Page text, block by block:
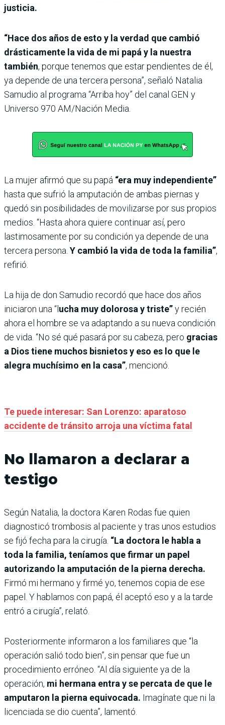
justicia.
“Hace dos años de esto y la verdad que cambió
drásticamente la vida de mi papá y la nuestra
también, porque tenemos que estar pendientes de él,
ya depende de una tercera persona”, señaló Natalia
Samudio al programa “Arriba hoy” del canal GEN y
Universo 970 AM/Nación Media.
La mujer afirmó que su papá “era muy independiente”
hasta que sufrió la amputación de ambas piernas y
quedó sin posibilidades de movilizarse por sus propios
medios. “Hasta ahora quiere continuar así, pero
lastimosamente por su condición ya depende de una
tercera persona. Y cambió la vida de toda la familia”,
refirió.
La hija de don Samudio recordó que hace dos años
iniciaron una “l ucha muy dolorosa y triste”y recién
ahora el hombre se va adaptando a su nueva condición
de vida. “No sé qué pasará por su cabeza, pero gracias
a Dios tiene muchos bisnietos y eso es lo que le
alegra muchísimo en la casa”, mencionó.
Te puede interesar: San Lorenzo: aparatoso
accidente de tránsito arroja una víctima fatal
No llamaron a declarar a
testigo
Según Natalia, la doctora Karen Rodas fue quien
diagnosticó trombosis al paciente y tras unos estudios
se fijó fecha para la cirugía. “La doctora le habla a
toda la familia, teníamos que firmar un papel
autorizando la amputación de la pierna derecha.
Firmó mi hermano y firmé yo, tenemos copia de ese
papel. Y hablamos con papá, él aceptó eso y a la tarde
entró a cirugía”, relató.
Posteriormente informaron a los familiares que “la
operación salió todo bien”, sin pensar que fue un
procedimiento erróneo. “Al día siguiente ya de la
operación, mi hermana entra y se percata de que le
amputaron la pierna equivocada. Imagínate que ni la
licenciada se dio cuenta”, lamentó.